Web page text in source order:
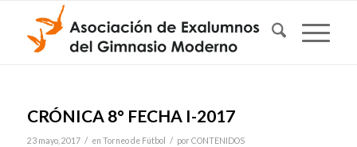
CRÓNICA 8° FECHA I-2017
23 mayo, 2017 / en Torneo de Fútbol / por CONTENIDOS